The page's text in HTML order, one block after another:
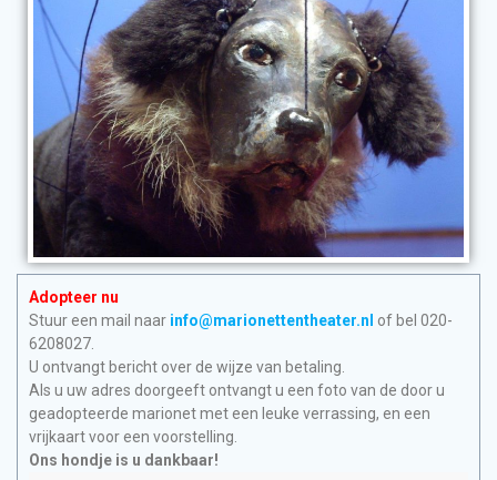
Adopteer nu
Stuur een mail naar info@marionettentheater.nl of bel 020-
6208027.
U ontvangt bericht over de wijze van betaling.
Als u uw adres doorgeeft ontvangt u een foto van de door u
geadopteerde marionet met een leuke verrassing, en een
vrijkaart voor een voorstelling.
Ons hondje is u dankbaar!